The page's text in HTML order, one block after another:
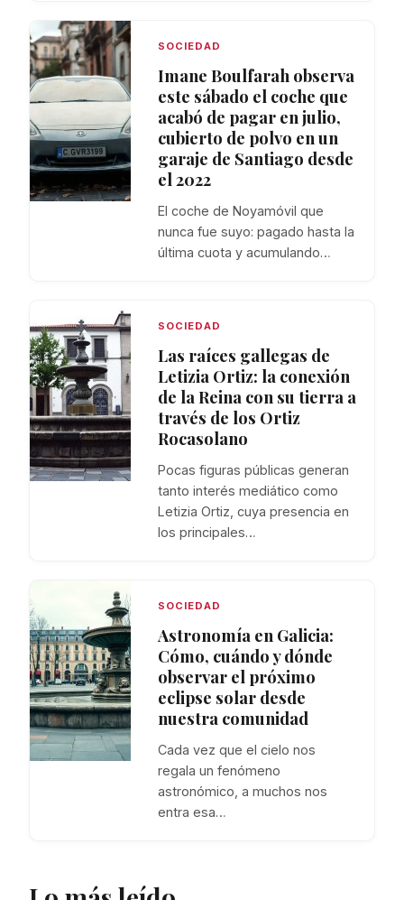
SOCIEDAD
Imane Boulfarah observa
este sábado el coche que
acabó de pagar en julio,
cubierto de polvo en un
garaje de Santiago desde
el 2022
El coche de Noyamóvil que
nunca fue suyo: pagado hasta la
última cuota y acumulando…
SOCIEDAD
Las raíces gallegas de
Letizia Ortiz: la conexión
de la Reina con su tierra a
través de los Ortiz
Rocasolano
Pocas figuras públicas generan
tanto interés mediático como
Letizia Ortiz, cuya presencia en
los principales…
SOCIEDAD
Astronomía en Galicia:
Cómo, cuándo y dónde
observar el próximo
eclipse solar desde
nuestra comunidad
Cada vez que el cielo nos
regala un fenómeno
astronómico, a muchos nos
entra esa…